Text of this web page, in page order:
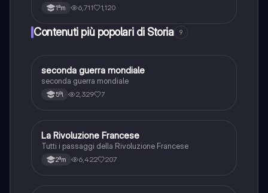
1ªm 6,711 1,120
Contenuti più popolari di Storia 9
SStoria
seconda guerra mondiale
seconda guerra mondiale
5ªl 2,329 7
Storia
La Rivoluzione Francese
Tutti i passaggi della Rivoluzione Francese
2ªm 6,422 207